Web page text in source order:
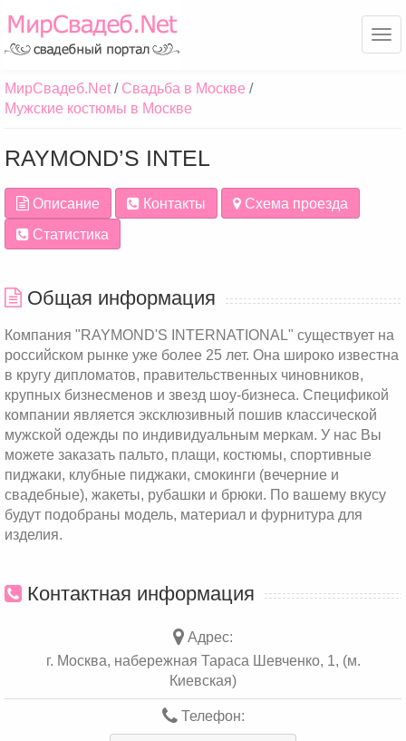
МирСвадеб.Net
Свадьба в Москве
Мужские костюмы в Москве
RAYMOND’S INTEL
Описание Контакты
Схема проезда
Статистика
Общая информация
Компания "RAYMOND'S INTERNATIONAL" существует на
российском рынке уже более 25 лет. Она широко известна
в кругу дипломатов, правительственных чиновников,
крупных бизнесменов и звезд шоу-бизнеса. Спецификой
компании является эксклюзивный пошив классической
мужской одежды по индивидуальным меркам. У нас Вы
можете заказать пальто, плащи, костюмы, спортивные
пиджаки, клубные пиджаки, смокинги (вечерние и
свадебные), жакеты, рубашки и брюки. По вашему вкусу
будут подобраны модель, материал и фурнитура для
изделия.
Контактная информация
Адрес:
г. Москва, набережная Тараса Шевченко, 1, (м.
Киевская)
Телефон: